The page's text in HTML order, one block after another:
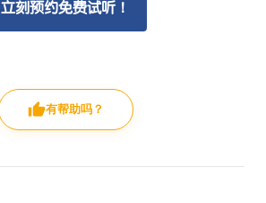
立刻预约免费试听！
有帮助吗？